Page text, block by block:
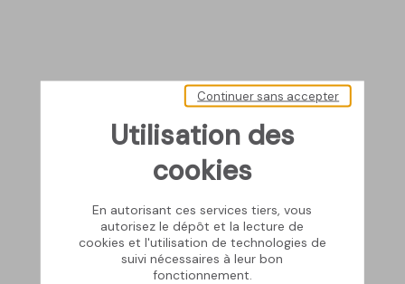
Utilisation des
cookies
En autorisant ces services tiers, vous
autorisez le dépôt et la lecture de
cookies et l'utilisation de technologies de
suivi nécessaires à leur bon
fonctionnement.
Continuer sans accepter